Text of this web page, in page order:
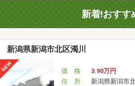
新着!おすす
新潟県新潟市北区濁川
価 格
3.90万円
住 所
新潟県新潟市